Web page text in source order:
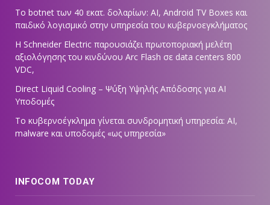
Το botnet των 40 εκατ. δολαρίων: AI, Android TV Boxes και
παιδικό λογισμικό στην υπηρεσία του κυβερνοεγκλήματος
Η Schneider Electric παρουσιάζει πρωτοποριακή μελέτη
αξιολόγησης του κινδύνου Arc Flash σε data centers 800
VDC,
Direct Liquid Cooling – Ψύξη Υψηλής Απόδοσης για AI
Υποδομές
Το κυβερνοέγκλημα γίνεται συνδρομητική υπηρεσία: AI,
malware και υποδομές «ως υπηρεσία»
INFOCOM TODAY